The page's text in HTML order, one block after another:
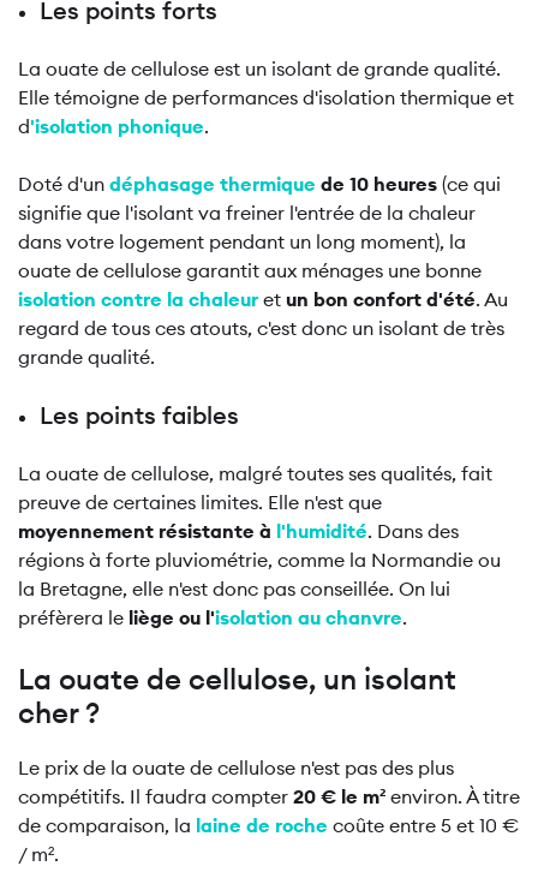
Les points forts
La ouate de cellulose est un isolant de grande qualité.
Elle témoigne de performances d'isolation thermique et
d'isolation phonique.
Doté d'un déphasage thermique de 10 heures (ce qui
signifie que l'isolant va freiner l'entrée de la chaleur
dans votre logement pendant un long moment), la
ouate de cellulose garantit aux ménages une bonne
isolation contre la chaleuret un bon confort d'été. Au
regard de tous ces atouts, c'est donc un isolant de très
grande qualité.
Les points faibles
La ouate de cellulose, malgré toutes ses qualités, fait
preuve de certaines limites. Elle n'est que
moyennement résistante à l'humidité. Dans des
régions à forte pluviométrie, comme la Normandie ou
la Bretagne, elle n'est donc pas conseillée. On lui
préfèrera le liège ou l'isolation au chanvre.
La ouate de cellulose, un isolant
cher ?
Le prix de la ouate de cellulose n'est pas des plus
compétitifs. Il faudra compter 20 € le m² environ. À titre
de comparaison, la laine de roche coûte entre 5 et 10 €
/ m².